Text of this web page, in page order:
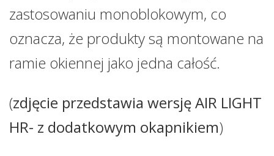
zastosowaniu monoblokowym, co
oznacza, że produkty są montowane na
ramie okiennej jako jedna całość.
(zdjęcie przedstawia wersję AIR LIGHT
HR- z dodatkowym okapnikiem)